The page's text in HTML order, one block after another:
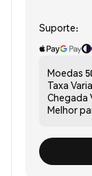
Suporte:
Moedas
Taxa Varia
Chegada
Melhor